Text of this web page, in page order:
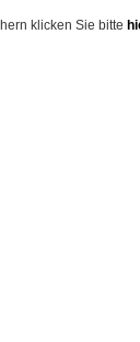
klicken Sie bitte